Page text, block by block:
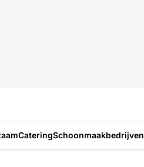
CateringSchoonmaakbedrijven